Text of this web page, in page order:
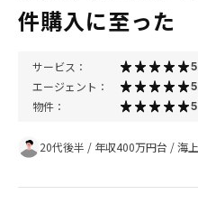
件購入に至った
サービス：
エージェント：
物件：
20代後半 / 年収400万円台 /海